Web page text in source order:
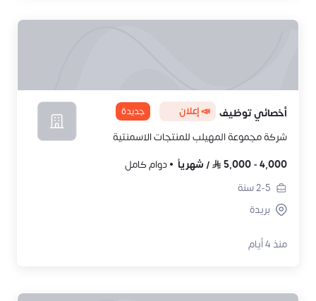
أخصائي توظيف 📣 إعلان جديدة
شركة مجموعة المهيلب للمنتجات الاسمنتية
4,000
-
5,000
/ شهرياً
دوام كامل
2-5سنة
بريدة
منذ 4 أيام